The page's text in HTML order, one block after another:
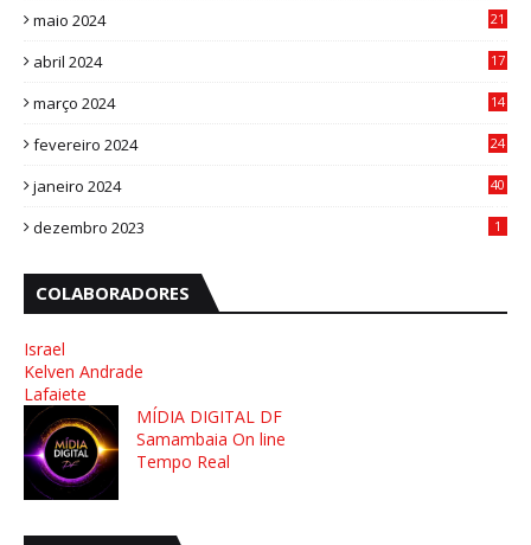
maio 2024
21
abril 2024
17
março 2024
14
fevereiro 2024
24
janeiro 2024
40
dezembro 2023 1
COLABORADORES
Israel
Kelven Andrade
Lafaiete
MÍDIA DIGITAL DF
Samambaia On line
Tempo Real